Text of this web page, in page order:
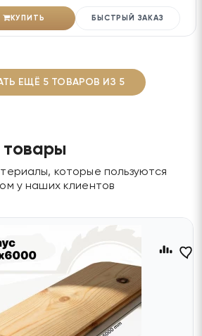
КУПИТЬ БЫСТРЫЙ ЗАКАЗ
ЕЩЁ 5 ТОВАРОВ ИЗ 5
товары
которые пользуются
у наших клиентов